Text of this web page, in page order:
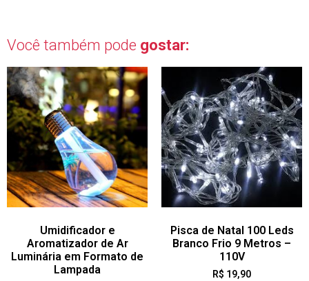
Você também pode gostar:
Umidificador e
Aromatizador de Ar
Luminária em Formato de
Lampada
Pisca de Natal 100 Leds
Branco Frio 9 Metros –
110V
R$ 19,90